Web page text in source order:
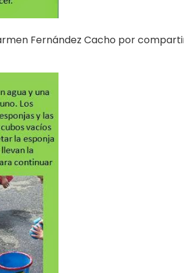
Fernández Cacho por